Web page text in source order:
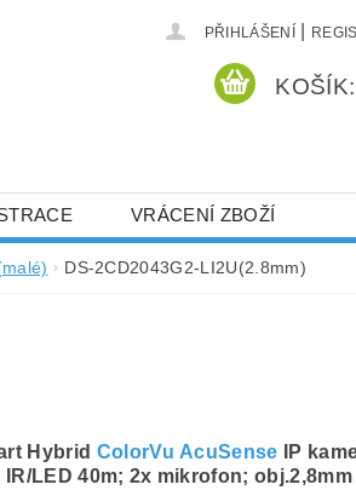
PŘIHLÁŠENÍ
KOŠÍK:
VRÁCENÍ ZBOŽÍ
DS-2CD2043G2-LI2U(2.8mm)
Hybrid ColorVu AcuSense IP
IR/LED 40m; 2x mikrofon; obj.2,8mm